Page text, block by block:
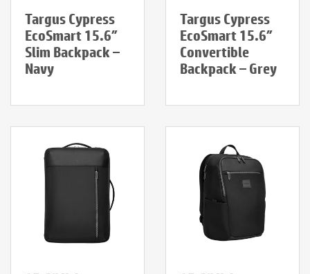
Targus Cypress
EcoSmart 15.6″
Slim Backpack –
Navy
Targus Cypress
EcoSmart 15.6″
Convertible
Backpack – Grey